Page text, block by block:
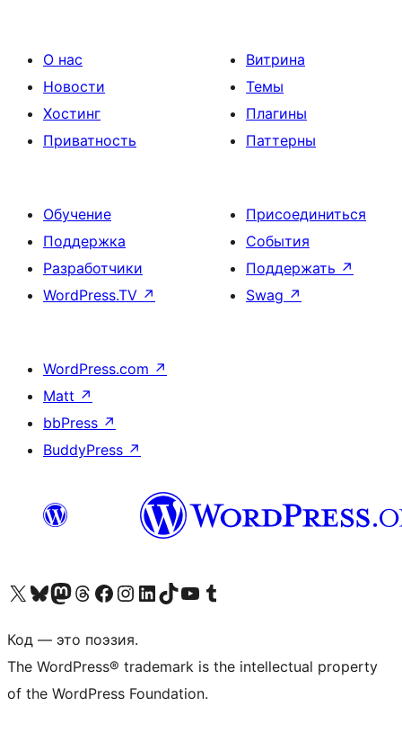
О нас
Новости
Хостинг
Приватность
Витрина
Темы
Плагины
Паттерны
Обучение
Поддержка
Разработчики
WordPress.TV ↗
Присоединиться
События
Поддержать ↗
Swag ↗
WordPress.com ↗
Matt ↗
bbPress ↗
BuddyPress ↗
Посетите нас в X (ранее Twitter)
Посетите нашу учётную запись в Bluesky
Посетите нашу ленту в Mastodon
Посетите нашу учётную запись в Threads
Посетите нашу страницу на Facebook
Посетите наш Instagram
Посетите нашу страницу в LinkedIn
Посетите нашу учётную запись в TikTok
Посетите наш канал YouTube
Посетите нашу учётную запись в Tumblr
Код — это поэзия.
The WordPress® trademark is the intellectual property
of the WordPress Foundation.